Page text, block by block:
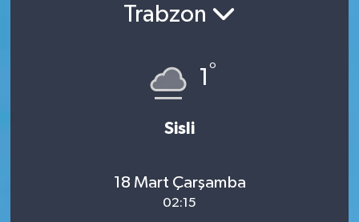
Trabzon
1°
Sisli
18 Mart Çarşamba
02:15